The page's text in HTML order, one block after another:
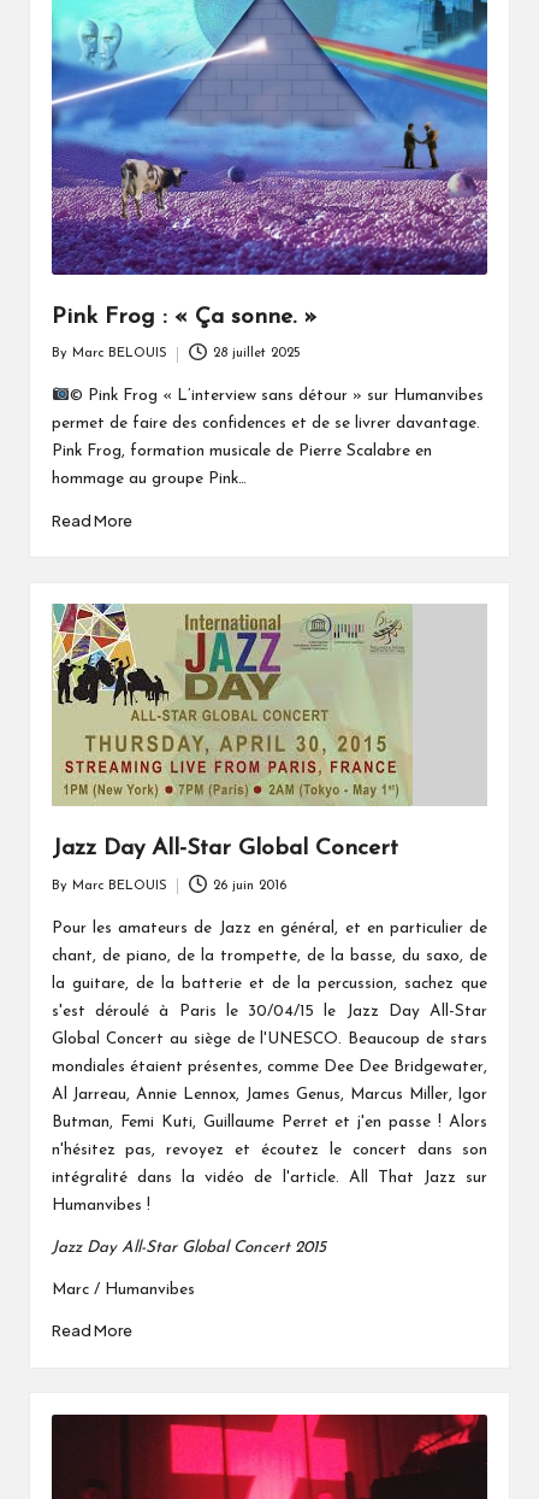
Pink Frog : « Ça sonne. »
by
By Marc BELOUIS 28 juillet 2025
© Pink Frog « L’interview sans détour » sur Humanvibes
permet de faire des confidences et de se livrer davantage.
Pink Frog, formation musicale de Pierre Scalabre en
hommage au groupe Pink…
Read More
Jazz Day All-Star Global Concert
by
By Marc BELOUIS 26 juin 2016
Pour les amateurs de Jazz en général, et en particulier de
chant, de piano, de la trompette, de la basse, du saxo, de
la guitare, de la batterie et de la percussion, sachez que
s'est déroulé à Paris le 30/04/15 le Jazz Day All-Star
Global Concert au siège de l'UNESCO. Beaucoup de stars
mondiales étaient présentes, comme Dee Dee Bridgewater,
Al Jarreau, Annie Lennox,
James Genus, Marcus Miller, Igor
Butman, Femi Kuti, Guillaume Perret et j'en passe ! Alors
n'hésitez pas, revoyez et écoutez le concert dans son
intégralité dans la vidéo de l'article. All That Jazz sur
Humanvibes !
Jazz Day All-Star Global Concert 2015
Marc / Humanvibes
Read More